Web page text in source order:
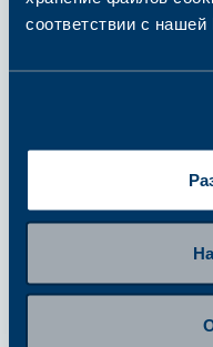
соответствии с
шаг 2
шаг 3
Сдайте
шаг 4
дальнейшие